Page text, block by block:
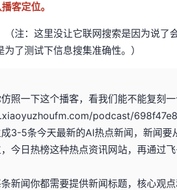
定位。
（注：这里没让它联网搜索是因为说了
了测试下信息搜集准确性。）
照一下这个播客，看我们能不能复刻
podcast/
3-5条今天最新的AI热点新闻，新闻
今日热榜这种热点资讯网站，再通过
新闻你都需要提供新闻标题，核心观